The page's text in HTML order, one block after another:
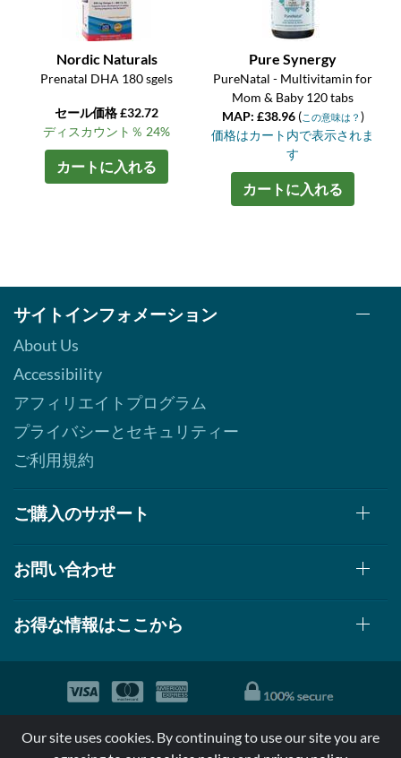
Nordic Naturals
Prenatal DHA 180 sgels
セール価格 £32.72
ディスカウント％ 24%
カートに入れる
Pure Synergy
PureNatal - Multivitamin for
Mom & Baby 120 tabs
MAP: £38.96 (この意味は？ )
価格はカート内で表示されま
す
カートに入れる
サイトインフォメーション
About Us
Accessibility
アフィリエイトプログラム
プライバシーとセキュリティー
ご利用規約
ご購入のサポート
お問い合わせ
お得な情報はここから
*特定商品についての効果効能は米国食品医療局により評価されて
Our site uses cookies. By continuing to use our site you are